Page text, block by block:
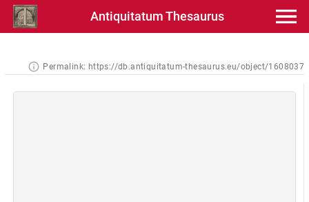
Antiquitatum Thesaurus
Permalink: https://db.antiquitatum-thesaurus.eu/object/1608037